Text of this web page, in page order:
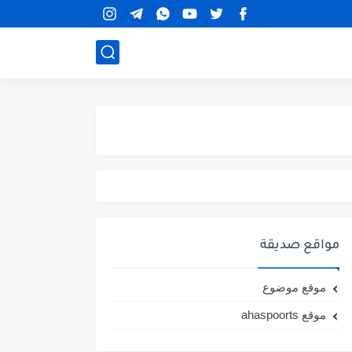
مواقع صديقة
موقع موضوع
موقع ahaspoorts